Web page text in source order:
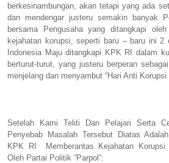
berkesinambungan, akan tetapi yang ada
dan mendengar justeru semakin banyak
bersama Pengusaha yang ditangkapi
kejahatan korupsi, seperti baru – baru ini 2
Indonesia Maju ditangkapi KPK RI dalam
berturut-turut, yang justeru berperan
menjelang dan menyambut “Hari Anti Korupsi
Setelah Kami Teliti Dan Pelajari Serta
Penyebab Masalah Tersebut Diatas
KPK RI
Memberantas Kejahatan
Oleh Partai Politik “Parpol”: